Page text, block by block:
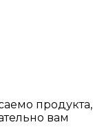
продукта,
вам